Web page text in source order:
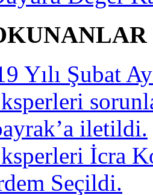
Yılı Şubat
iletildi.
İcra
Seçildi.